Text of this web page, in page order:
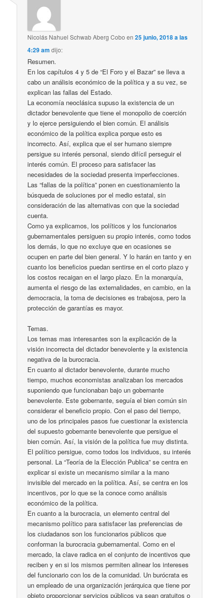
Nicolás Nahuel Schwab Aberg Cobo en25 junio, 2018 a las
4:29 am dijo:
Resumen.
En los capítulos 4 y 5 de “El Foro y el Bazar” se lleva a
cabo un análisis económico de la política y a su vez, se
explican las fallas del Estado.
La economía neoclásica supuso la existencia de un
dictador benevolente que tiene el monopolio de coerción
y lo ejerce persiguiendo el bien común. El análisis
económico de la política explica porque esto es
incorrecto. Así, explica que el ser humano siempre
persigue su interés personal, siendo difícil perseguir el
interés común. El proceso para satisfacer las
necesidades de la sociedad presenta imperfecciones.
Las “fallas de la política” ponen en cuestionamiento la
búsqueda de soluciones por el medio estatal, sin
consideración de las alternativas con que la sociedad
cuenta.
Como ya explicamos, los políticos y los funcionarios
gubernamentales persiguen su propio interés, como todos
los demás, lo que no excluye que en ocasiones se
ocupen en parte del bien general. Y lo harán en tanto y en
cuanto los beneficios puedan sentirse en el corto plazo y
los costos recaigan en el largo plazo. En la monarquía,
aumenta el riesgo de las externalidades, en cambio, en la
democracia, la toma de decisiones es trabajosa, pero la
protección de garantías es mayor.
Temas.
Los temas mas interesantes son la explicación de la
visión incorrecta del dictador benevolente y la existencia
negativa de la burocracia.
En cuanto al dictador benevolente, durante mucho
tiempo, muchos economistas analizaban los mercados
suponiendo que funcionaban bajo un gobernante
benevolente. Este gobernante, seguía el bien común sin
considerar el beneficio propio. Con el paso del tiempo,
uno de los principales pasos fue cuestionar la existencia
del supuesto gobernante benevolente que persigue el
bien común. Así, la visión de la política fue muy distinta.
El político persigue, como todos los individuos, su interés
personal. La “Teoría de la Elección Publica” se centra en
explicar si existe un mecanismo similar a la mano
invisible del mercado en la política. Así, se centra en los
incentivos, por lo que se la conoce como análisis
económico de la política.
En cuanto a la burocracia, un elemento central del
mecanismo político para satisfacer las preferencias de
los ciudadanos son los funcionarios públicos que
conforman la burocracia gubernamental. Como en el
mercado, la clave radica en el conjunto de incentivos que
reciben y en si los mismos permiten alinear los intereses
del funcionario con los de la comunidad. Un burócrata es
un empleado de una organización jerárquica que tiene por
objeto proporcionar servicios públicos ya sean gratuitos o